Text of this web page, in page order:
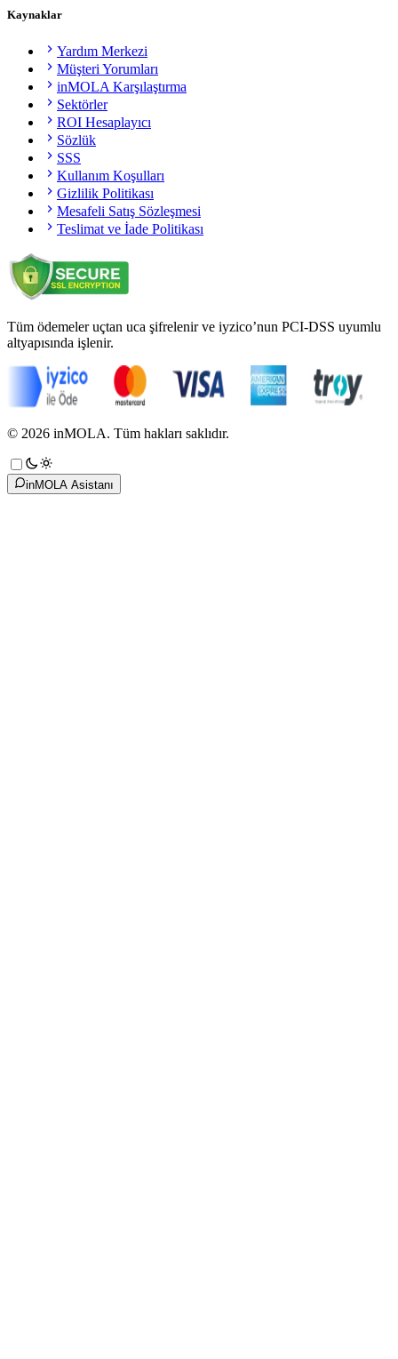
Kaynaklar
Yardım Merkezi
Müşteri Yorumları
inMOLA Karşılaştırma
Sektörler
ROI Hesaplayıcı
Sözlük
SSS
Kullanım Koşulları
Gizlilik Politikası
Mesafeli Satış Sözleşmesi
Teslimat ve İade Politikası
Tüm ödemeler uçtan uca şifrelenir ve iyzico’nun PCI-DSS uyumlu
altyapısında işlenir.
© 2026 inMOLA. Tüm hakları saklıdır.
inMOLA Asistanı